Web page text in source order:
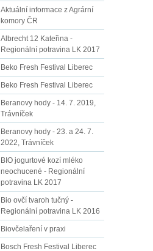
Aktuální informace z Agrární
komory ČR
Albrecht 12 Kateřina -
Regionální potravina LK 2017
Beko Fresh Festival Liberec
Beko Fresh Festival Liberec
Beranovy hody - 14. 7. 2019,
Trávníček
Beranovy hody - 23. a 24. 7.
2022, Trávníček
BIO jogurtové kozí mléko
neochucené - Regionální
potravina LK 2017
Bio ovčí tvaroh tučný -
Regionální potravina LK 2016
Biovčelaření v praxi
Bosch Fresh Festival Liberec